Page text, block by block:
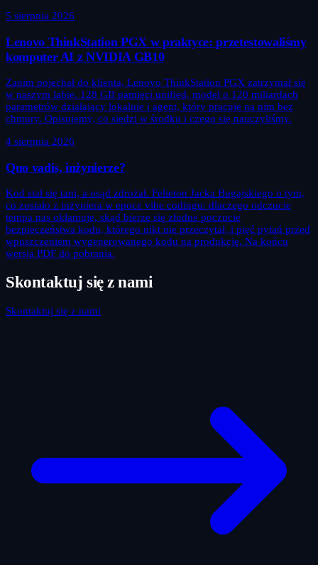
5 sierpnia 2026
Lenovo ThinkStation PGX w praktyce: przetestowaliśmy
komputer AI z NVIDIA GB10
Zanim pojechał do klienta, Lenovo ThinkStation PGX zatrzymał się
w naszym labie. 128 GB pamięci unified, model o 120 miliardach
parametrów działający lokalnie i agent, który pracuje na nim bez
chmury. Opisujemy, co siedzi w środku i czego się nauczyliśmy.
4 sierpnia 2026
Quo vadis, inżynierze?
Kod stał się tani, a osąd zdrożał. Felieton Jacka Bugajskiego o tym,
co zostało z inżyniera w epoce vibe codingu: dlaczego odczucie
tempa nas okłamuje, skąd bierze się złudne poczucie
bezpieczeństwa kodu, którego nikt nie przeczytał, i pięć pytań przed
wpuszczeniem wygenerowanego kodu na produkcję. Na końcu
wersja PDF do pobrania.
Skontaktuj się z nami
Skontaktuj się z nami